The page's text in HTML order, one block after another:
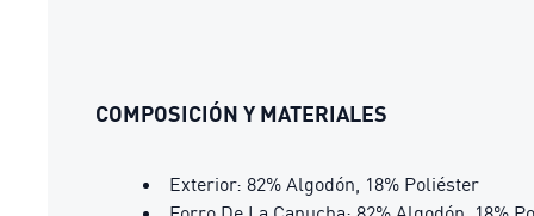
COMPOSICIÓN Y MATERIALES
Exterior: 82% Algodón, 18% Poliéster